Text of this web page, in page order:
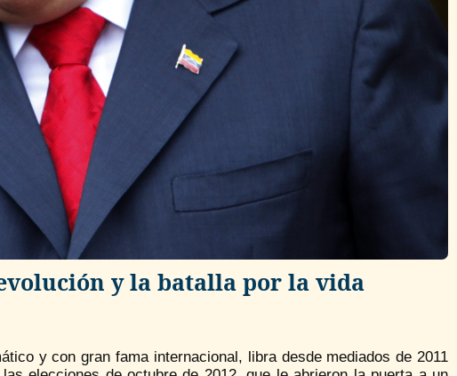
y la batalla por la vida
y con gran fama internacional, libra desde mediados de 2011